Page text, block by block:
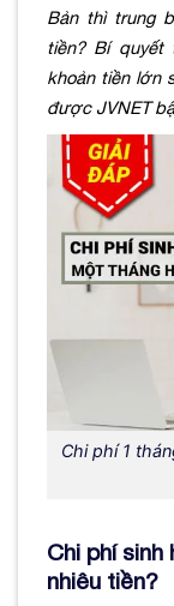
Bản thì trung
tiền? Bí quyết
khoản tiền lớn
được JVNET
Chi phí 1
Chi phí
nhiêu tiền?